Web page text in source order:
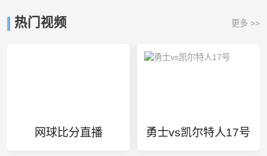
热门视频 更多 >>
网球比分直播 勇士vs凯尔特人17号